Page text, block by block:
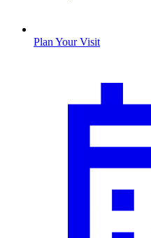
Plan Your Visit